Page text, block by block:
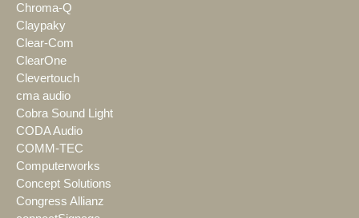
Chroma-Q
Claypaky
Clear-Com
ClearOne
Clevertouch
cma audio
Cobra Sound Light
CODA Audio
COMM-TEC
Computerworks
Concept Solutions
Congress Allianz